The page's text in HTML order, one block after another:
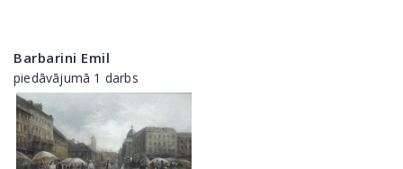
Barbarini Emil
piedāvājumā 1 darbs